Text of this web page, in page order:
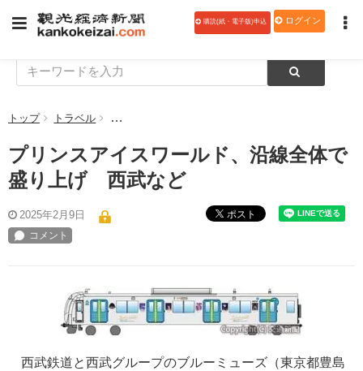
購読(紙・電子版)申込 ログイン
トップ トラベル プリンスアイスワールド、沿線全体で盛り上げ
プリンスアイスワールド、沿線全体で
盛り上げ 西武など
2025年2月9日 ポスト
西武鉄道と西武グループのブルーミューズ（東京都豊島